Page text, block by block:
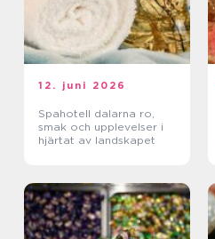
12. juni 2026
Spahotell dalarna ro,
smak och upplevelser i
hjärtat av landskapet